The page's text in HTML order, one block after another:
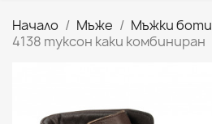
Начало Мъже Мъжки боти
4138 туксон каки комбиниран